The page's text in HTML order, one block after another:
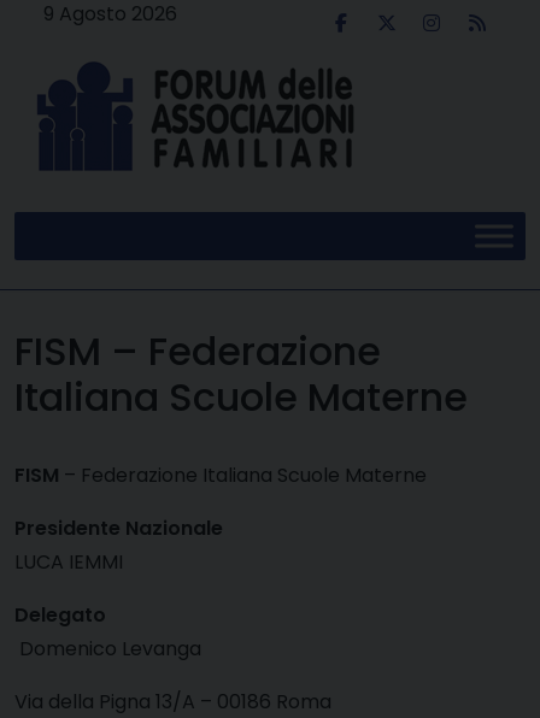
9 Agosto 2026
FISM – Federazione
Italiana Scuole Materne
FISM – Federazione Italiana Scuole Materne
Presidente Nazionale
LUCA IEMMI
Delegato
Domenico Levanga
Via della Pigna 13/A – 00186 Roma